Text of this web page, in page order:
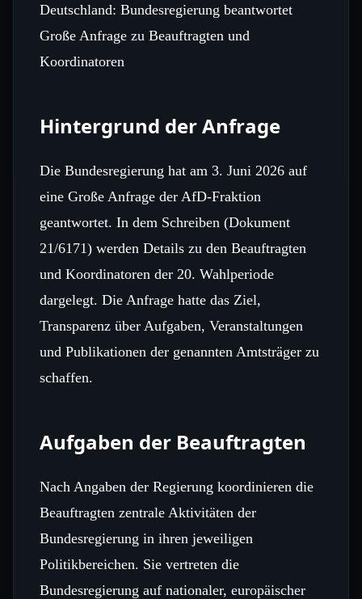
Deutschland: Bundesregierung beantwortet
Große Anfrage zu Beauftragten und
Koordinatoren
Hintergrund der Anfrage
Die Bundesregierung hat am 3. Juni 2026 auf
eine Große Anfrage der AfD‑Fraktion
geantwortet. In dem Schreiben (Dokument
21/6171) werden Details zu den Beauftragten
und Koordinatoren der 20. Wahlperiode
dargelegt. Die Anfrage hatte das Ziel,
Transparenz über Aufgaben, Veranstaltungen
und Publikationen der genannten Amtsträger zu
schaffen.
Aufgaben der Beauftragten
Nach Angaben der Regierung koordinieren die
Beauftragten zentrale Aktivitäten der
Bundesregierung in ihren jeweiligen
Politikbereichen. Sie vertreten die
Bundesregierung auf nationaler, europäischer